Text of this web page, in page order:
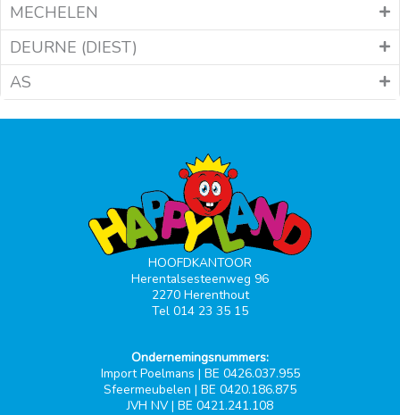
MECHELEN
DEURNE (DIEST)
AS
HOOFDKANTOOR
Herentalsesteenweg 96
2270 Herenthout
Tel 014 23 35 15
Ondernemingsnummers:
Import Poelmans | BE 0426.037.955
Sfeermeubelen | BE 0420.186.875
JVH NV | BE 0421.241.108